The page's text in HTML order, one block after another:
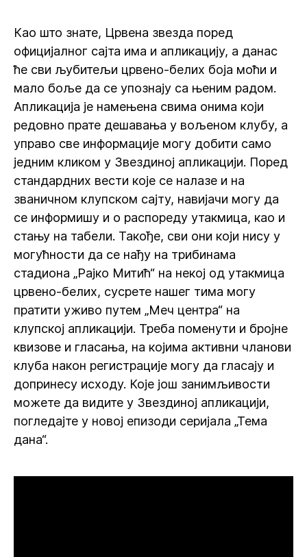
Као што знате, Црвена звезда поред
официјалног сајта има и апликацију, а данас
ће сви љубитељи црвено-белих боја моћи и
мало боље да се упознају са њеним радом.
Апликација је намењена свима онима који
редовно прате дешавања у вољеном клубу, а
управо све информације могу добити само
једним кликом у Звездиној апликацији. Поред
стандардних вести које се налазе и на
званичном клупском сајту, навијачи могу да
се информишу и о распореду утакмица, као и
стању на табели. Такође, сви они који нису у
могућности да се нађу на трибинама
стадиона „Рајко Митић“ на некој од утакмица
црвено-белих, сусрете нашег тима могу
пратити уживо путем „Меч центра“ на
клупској апликацији. Треба поменути и бројне
квизове и гласања, на којима активни чланови
клуба након регистрације могу да гласају и
допринесу исходу. Које још занимљивости
можете да видите у Звездиној апликацији,
погледајте у новој епизоди серијала „Тема
дана“.